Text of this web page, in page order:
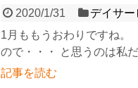
2020/1/31
デイサ
1月ももうおわりですね
ので・・・ と思うのは私
記事を読む